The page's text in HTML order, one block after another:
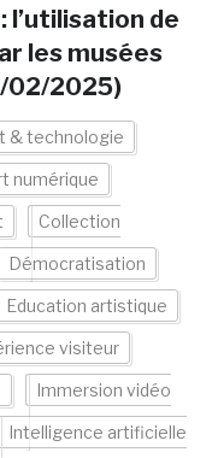
l’utilisation de
les musées
02/2025)
& technologie
numérique
Collection
Démocratisation
Education artistique
visiteur
Immersion vidéo
Intelligence artificielle